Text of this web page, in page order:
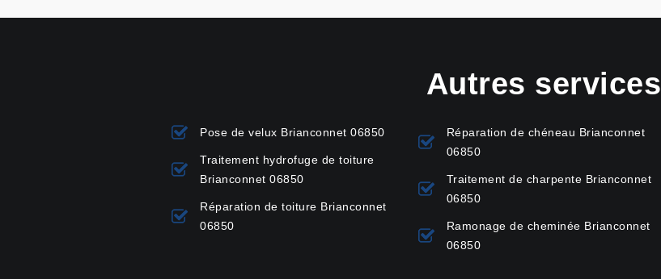
Autres services
Pose de velux Brianconnet 06850
Traitement hydrofuge de toiture
Brianconnet 06850
Réparation de toiture Brianconnet
06850
Réparation de chéneau Brianconnet
06850
Traitement de charpente Brianconnet
06850
Ramonage de cheminée Brianconnet
06850